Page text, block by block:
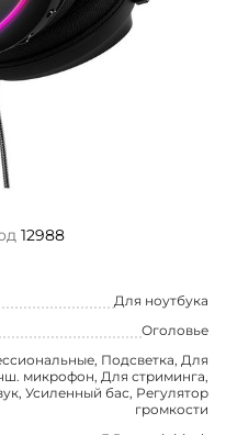
12988
Для ноутбука
Оголовье
Подсветка, Для
микрофон, Для стриминга,
Усиленный бас, Регулятор
громкости